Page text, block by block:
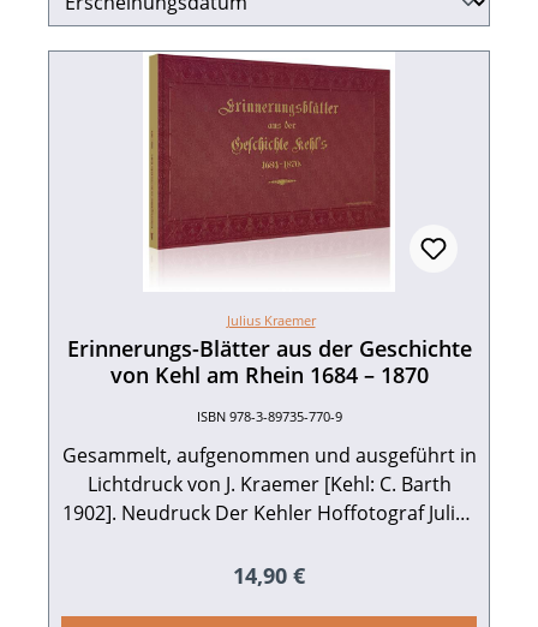
Julius Kraemer
Erinnerungs-Blätter aus der Geschichte
von Kehl am Rhein 1684 – 1870
ISBN 978-3-89735-770-9
Gesammelt, aufgenommen und ausgeführt in
Lichtdruck von J. Kraemer [Kehl: C. Barth
1902]. Neudruck Der Kehler Hoffotograf Julius
Abbildungen in Lichtdruck zur Geschichte der
Regulärer Preis:
14,90 €